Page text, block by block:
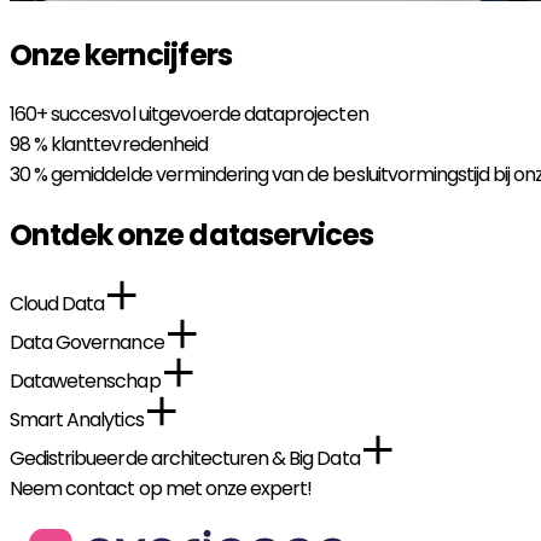
Onze kerncijfers
160+succesvol uitgevoerde dataprojecten
98 %klanttevredenheid
30 %gemiddelde vermindering van de besluitvormingstijd bij
Ontdek onze dataservices
Cloud Data
Data Governance
Datawetenschap
Smart Analytics
Gedistribueerde architecturen & Big Data
Neem contact op met onze expert!